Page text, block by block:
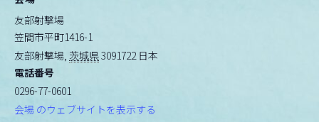
友部射撃場
笠間市平町1416-1
友部射撃場 茨城県3091722 日本
電話番号
0296-77-0601
会場 のウェブサイトを表示する